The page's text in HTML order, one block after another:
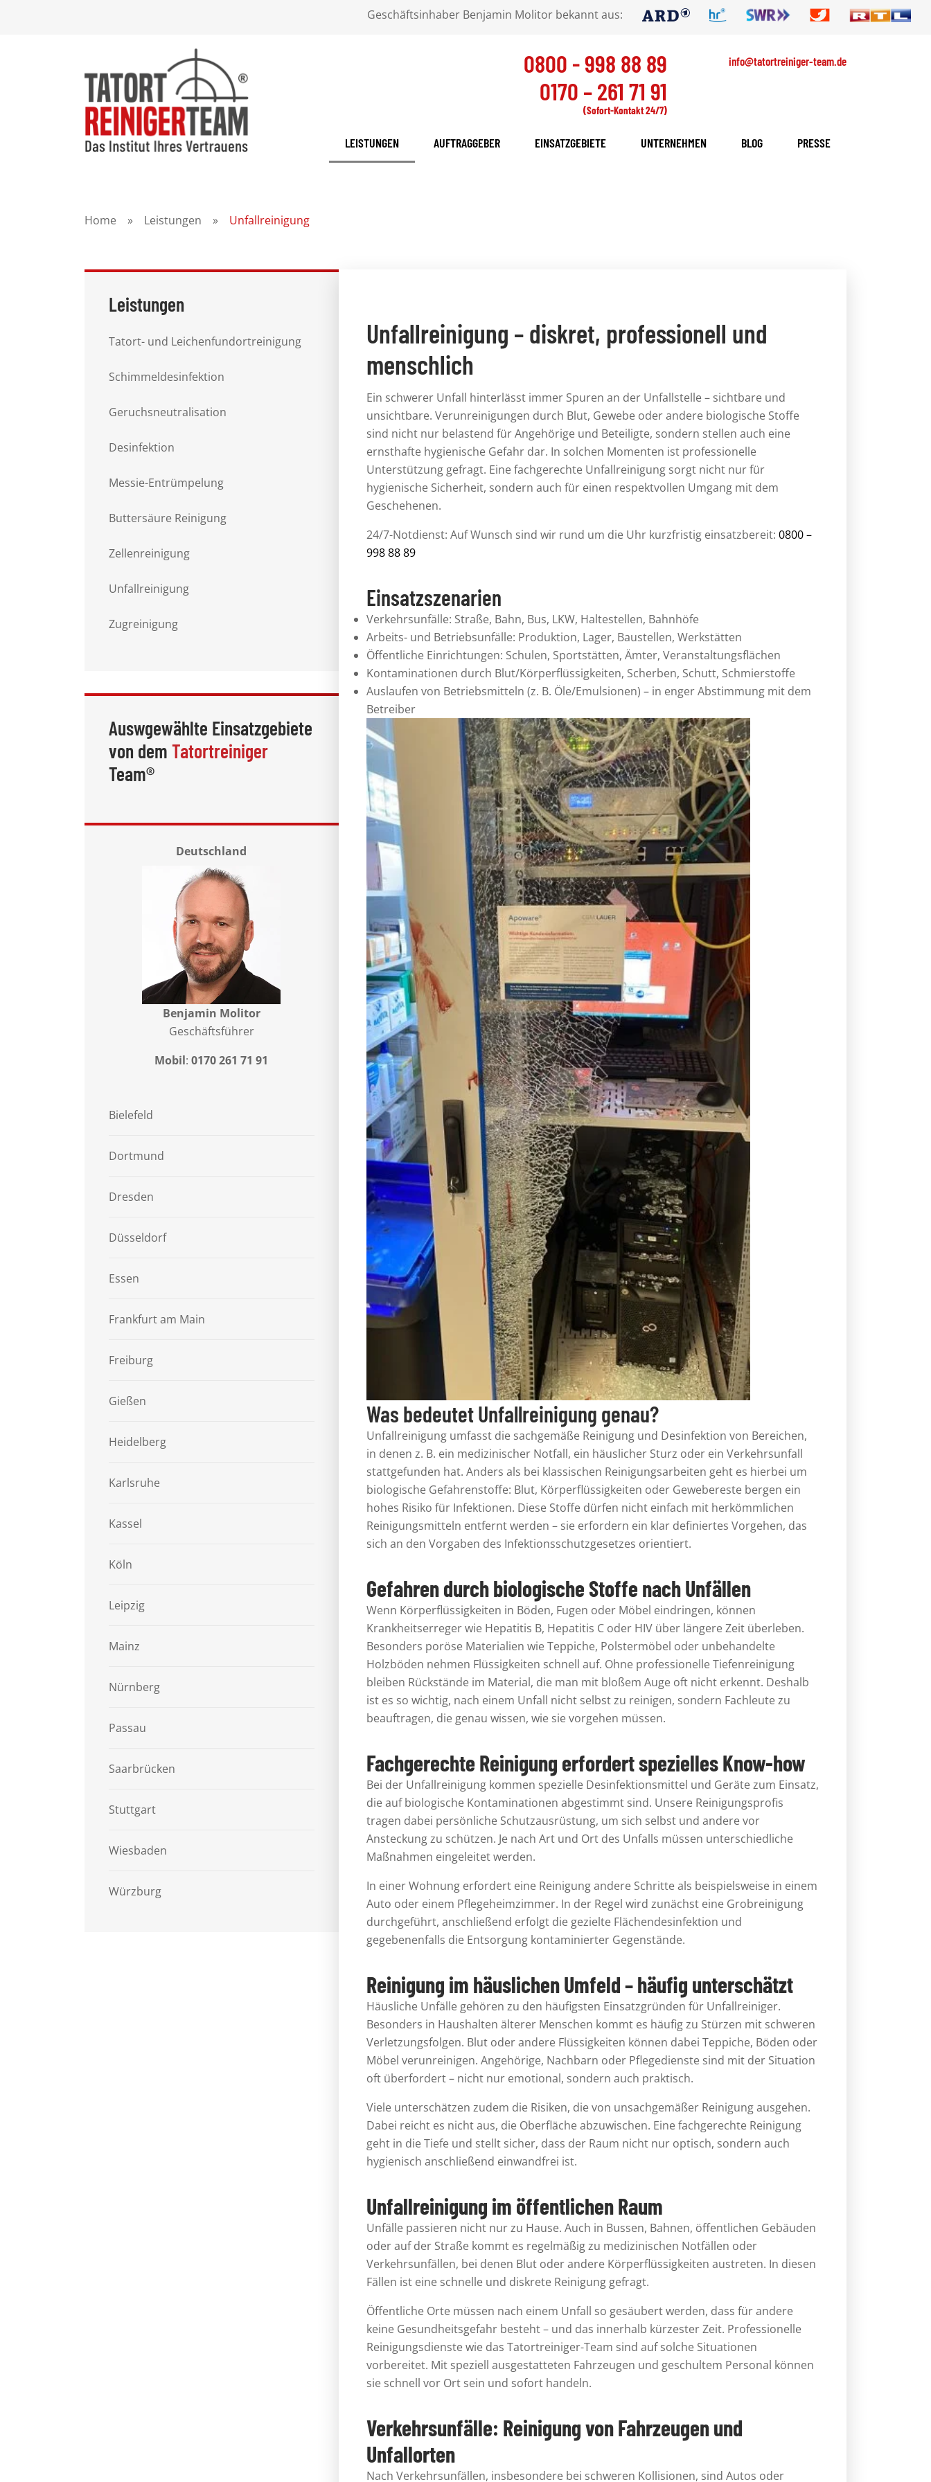
Geschäftsinhaber Benjamin Molitor bekannt aus:
0800 - 998 88 89
0170 – 261 71 91
(Sofort-Kontakt 24/7)
info@tatortreiniger-team.de
LEISTUNGEN AUFTRAGGEBER EINSATZGEBIETE UNTERNEHMEN BLOG PRESSE
Home » Leistungen » Unfallreinigung
Leistungen
Tatort- und Leichenfundortreinigung
Schimmeldesinfektion
Geruchsneutralisation
Desinfektion
Messie-Entrümpelung
Buttersäure Reinigung
Zellenreinigung
Unfallreinigung
Zugreinigung
Auswgewählte Einsatzgebiete
von dem Tatortreiniger
Team®
Deutschland
Benjamin Molitor
Geschäftsführer
Mobil:0170 261 71 91
Bielefeld
Dortmund
Dresden
Düsseldorf
Essen
Frankfurt am Main
Freiburg
Gießen
Heidelberg
Karlsruhe
Kassel
Köln
Leipzig
Mainz
Nürnberg
Passau
Saarbrücken
Stuttgart
Wiesbaden
Würzburg
Unfallreinigung – diskret, professionell und
menschlich
Ein schwerer Unfall hinterlässt immer Spuren an der Unfallstelle – sichtbare und
unsichtbare. Verunreinigungen durch Blut, Gewebe oder andere biologische Stoffe
sind nicht nur belastend für Angehörige und Beteiligte, sondern stellen auch eine
ernsthafte hygienische Gefahr dar. In solchen Momenten ist professionelle
Unterstützung gefragt. Eine fachgerechte Unfallreinigung sorgt nicht nur für
hygienische Sicherheit, sondern auch für einen respektvollen Umgang mit dem
Geschehenen.
24/7-Notdienst: Auf Wunsch sind wir rund um die Uhr kurzfristig einsatzbereit: 0800 –
998 88 89
Einsatzszenarien
Verkehrsunfälle: Straße, Bahn, Bus, LKW, Haltestellen, Bahnhöfe
Arbeits- und Betriebsunfälle: Produktion, Lager, Baustellen, Werkstätten
Öffentliche Einrichtungen: Schulen, Sportstätten, Ämter, Veranstaltungsflächen
Kontaminationen durch Blut/Körperflüssigkeiten, Scherben, Schutt, Schmierstoffe
Auslaufen von Betriebsmitteln (z. B. Öle/Emulsionen) – in enger Abstimmung mit dem
Betreiber
Was bedeutet Unfallreinigung genau?
Unfallreinigung umfasst die sachgemäße Reinigung und Desinfektion von Bereichen,
in denen z. B. ein medizinischer Notfall, ein häuslicher Sturz oder ein Verkehrsunfall
stattgefunden hat. Anders als bei klassischen Reinigungsarbeiten geht es hierbei um
biologische Gefahrenstoffe: Blut, Körperflüssigkeiten oder Gewebereste bergen ein
hohes Risiko für Infektionen. Diese Stoffe dürfen nicht einfach mit herkömmlichen
Reinigungsmitteln entfernt werden – sie erfordern ein klar definiertes Vorgehen, das
sich an den Vorgaben des Infektionsschutzgesetzes orientiert.
Gefahren durch biologische Stoffe nach Unfällen
Wenn Körperflüssigkeiten in Böden, Fugen oder Möbel eindringen, können
Krankheitserreger wie Hepatitis B, Hepatitis C oder HIV über längere Zeit überleben.
Besonders poröse Materialien wie Teppiche, Polstermöbel oder unbehandelte
Holzböden nehmen Flüssigkeiten schnell auf. Ohne professionelle Tiefenreinigung
bleiben Rückstände im Material, die man mit bloßem Auge oft nicht erkennt. Deshalb
ist es so wichtig, nach einem Unfall nicht selbst zu reinigen, sondern Fachleute zu
beauftragen, die genau wissen, wie sie vorgehen müssen.
Fachgerechte Reinigung erfordert spezielles Know-how
Bei der Unfallreinigung kommen spezielle Desinfektionsmittel und Geräte zum Einsatz,
die auf biologische Kontaminationen abgestimmt sind. Unsere Reinigungsprofis
tragen dabei persönliche Schutzausrüstung, um sich selbst und andere vor
Ansteckung zu schützen. Je nach Art und Ort des Unfalls müssen unterschiedliche
Maßnahmen eingeleitet werden.
In einer Wohnung erfordert eine Reinigung andere Schritte als beispielsweise in einem
Auto oder einem Pflegeheimzimmer. In der Regel wird zunächst eine Grobreinigung
durchgeführt, anschließend erfolgt die gezielte Flächendesinfektion und
gegebenenfalls die Entsorgung kontaminierter Gegenstände.
Reinigung im häuslichen Umfeld – häufig unterschätzt
Häusliche Unfälle gehören zu den häufigsten Einsatzgründen für Unfallreiniger.
Besonders in Haushalten älterer Menschen kommt es häufig zu Stürzen mit schweren
Verletzungsfolgen. Blut oder andere Flüssigkeiten können dabei Teppiche, Böden oder
Möbel verunreinigen. Angehörige, Nachbarn oder Pflegedienste sind mit der Situation
oft überfordert – nicht nur emotional, sondern auch praktisch.
Viele unterschätzen zudem die Risiken, die von unsachgemäßer Reinigung ausgehen.
Dabei reicht es nicht aus, die Oberfläche abzuwischen. Eine fachgerechte Reinigung
geht in die Tiefe und stellt sicher, dass der Raum nicht nur optisch, sondern auch
hygienisch anschließend einwandfrei ist.
Unfallreinigung im öffentlichen Raum
Unfälle passieren nicht nur zu Hause. Auch in Bussen, Bahnen, öffentlichen Gebäuden
oder auf der Straße kommt es regelmäßig zu medizinischen Notfällen oder
Verkehrsunfällen, bei denen Blut oder andere Körperflüssigkeiten austreten. In diesen
Fällen ist eine schnelle und diskrete Reinigung gefragt.
Öffentliche Orte müssen nach einem Unfall so gesäubert werden, dass für andere
keine Gesundheitsgefahr besteht – und das innerhalb kürzester Zeit. Professionelle
Reinigungsdienste wie das Tatortreiniger-Team sind auf solche Situationen
vorbereitet. Mit speziell ausgestatteten Fahrzeugen und geschultem Personal können
sie schnell vor Ort sein und sofort handeln.
Verkehrsunfälle: Reinigung von Fahrzeugen und
Unfallorten
Nach Verkehrsunfällen, insbesondere bei schweren Kollisionen, sind Autos oder